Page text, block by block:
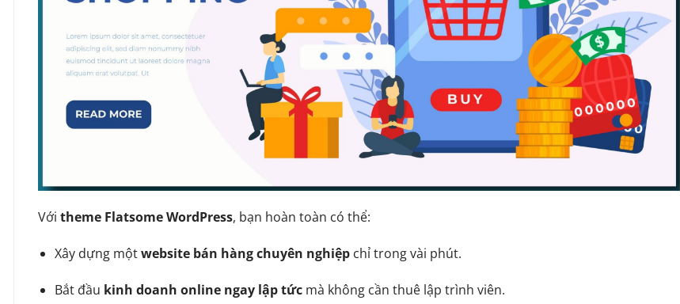
Với theme Flatsome WordPress, bạn hoàn toàn có thể:
Xây dựng mộtwebsite bán hàng chuyên nghiệpchỉ trong vài phút.
Bắt đầu kinh doanh online ngay lập tứcmà không cần thuê lập trình viên.